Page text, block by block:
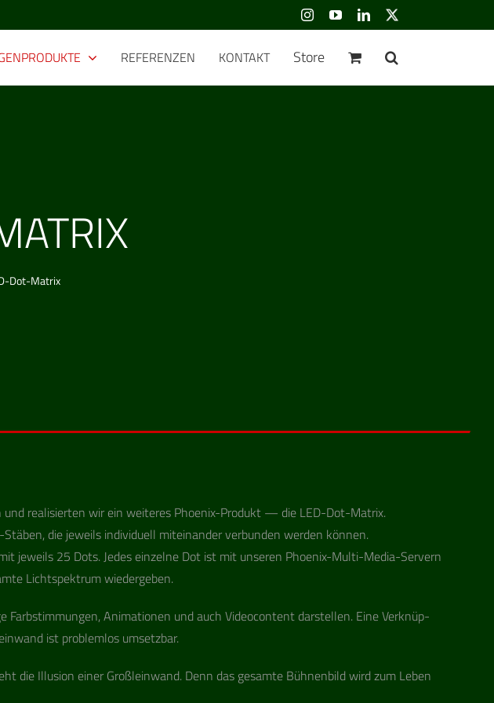
InstagramYouTubeLinkedIn
Benutzerdefiniert
REFERENZEN KONTAKT Store
Dot-Matrix
rea­li­sier­ten wir ein wei­te­res Phoe­nix-Pro­dukt — die LED-Dot-Matrix.
die jeweils indi­vi­du­ell mit­ein­an­der ver­bun­den wer­den können.
jeweils 25 Dots. Jedes ein­zelne Dot ist mit unse­ren Phoe­nix-Multi-Media-Ser­vern
Licht­spek­trum wiedergeben.
Farb­stim­mun­gen, Ani­ma­tio­nen und auch Video­con­tent dar­stel­len. Eine Ver­knüp­
ist pro­blem­los umsetzbar.
die Illu­sion einer Groß­lein­wand. Denn das gesamte Büh­nen­bild wird zum Leben